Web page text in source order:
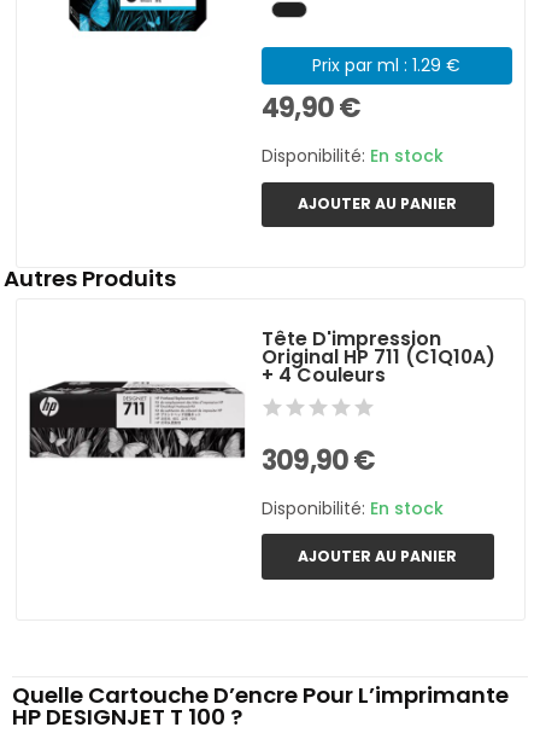
Prix par ml : 1.29 €
49,90 €
Disponibilité: En stock
AJOUTER AU PANIER
Autres Produits
Tête D'impression
Original HP 711 (C1Q10A)
+ 4 Couleurs
309,90 €
Disponibilité: En stock
AJOUTER AU PANIER
Quelle Cartouche D’encre Pour L’imprimante
HP DESIGNJET T 100 ?